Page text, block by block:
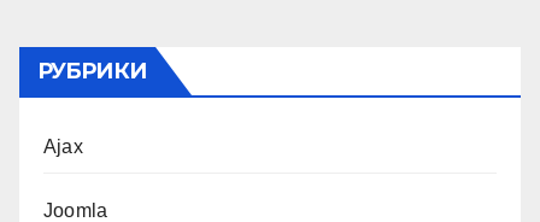
РУБРИКИ
Ajax
Joomla